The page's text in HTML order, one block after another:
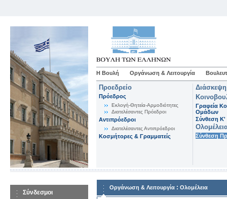
Η Βουλή Οργάνωση & Λειτουργία
Προεδρείο
Πρόεδρος
Εκλογή-Θητεία-Αρμοδιότητες
Διατελέσαντες Πρόεδροι
Αντιπρόεδροι
Διατελέσαντες Αντιπρόεδροι
Κοσμήτορες & Γραμματείς
Γραφεία
Ομάδων
Σύνθεση K'
Σύνθεση
Σύνδεσμοι
Οργάνωση & Λειτουργία : Ολομέλεια